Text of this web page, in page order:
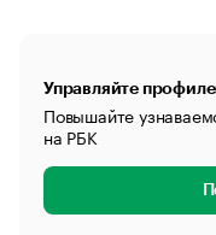
Управляйте
Повышайте
на РБК